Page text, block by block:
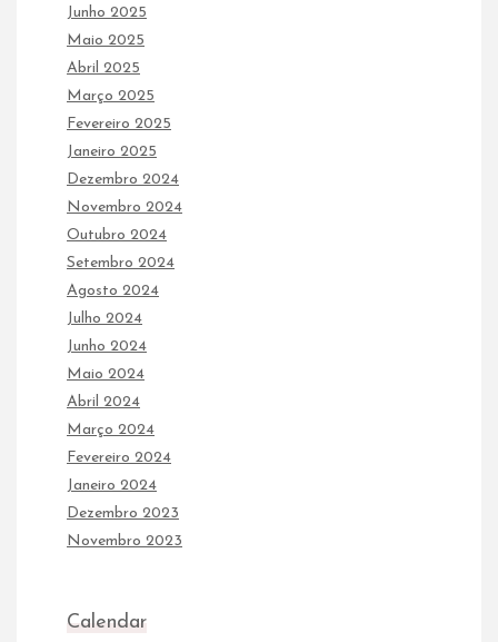
Junho 2025
Maio 2025
Abril 2025
Março 2025
Fevereiro 2025
Janeiro 2025
Dezembro 2024
Novembro 2024
Outubro 2024
Setembro 2024
Agosto 2024
Julho 2024
Junho 2024
Maio 2024
Abril 2024
Março 2024
Fevereiro 2024
Janeiro 2024
Dezembro 2023
Novembro 2023
Calendar